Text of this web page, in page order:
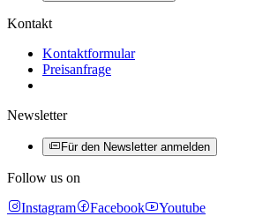
Kontakt
Kontaktformular
Preisanfrage
Newsletter
Für den Newsletter anmelden
Follow us on
Instagram
Facebook Youtube